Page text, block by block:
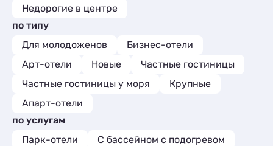
Недорогие в центре
по типу
Для молодоженов
Бизнес-отели
Арт-отели
Новые
Частные гостиницы
Частные гостиницы у моря
Крупные
Апарт-отели
по услугам
Парк-отели
С бассейном с подогревом